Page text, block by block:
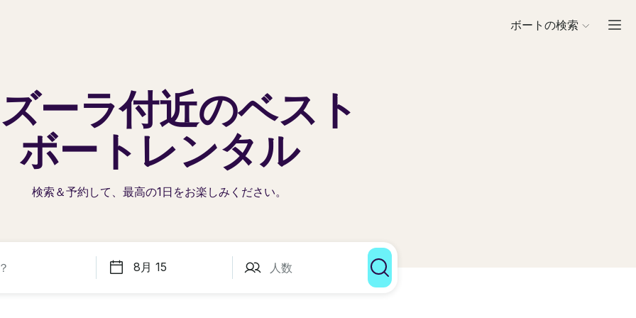
ボートの検索
ーラ付近のベスト
ボートレンタル
検索＆予約して、最高の1日をお楽しみください。